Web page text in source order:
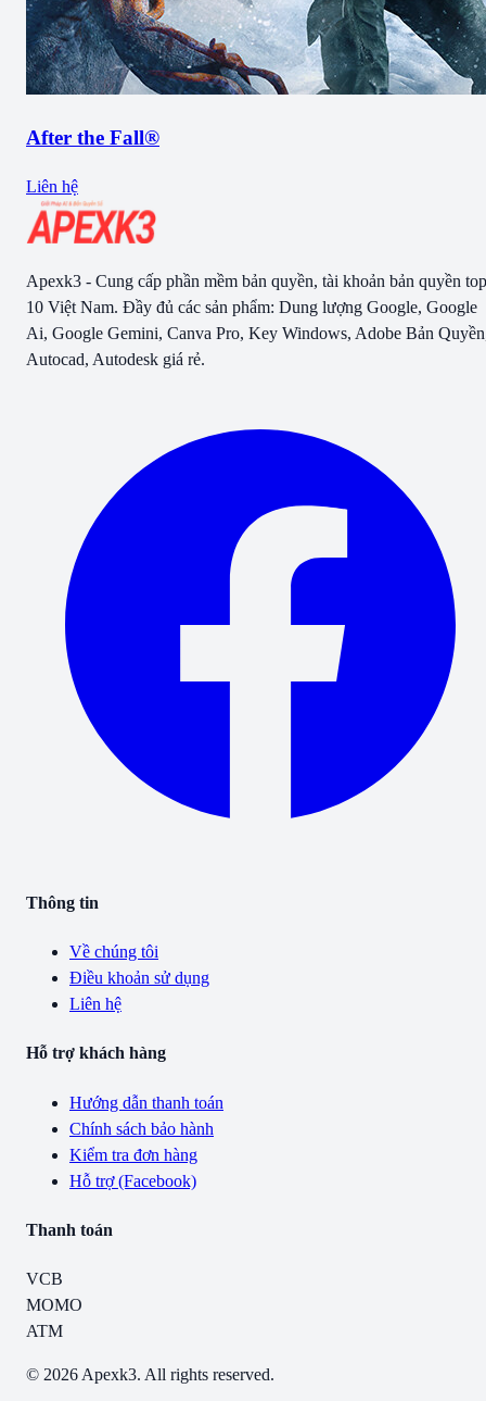
After the Fall®
Liên hệ
Apexk3 - Cung cấp phần mềm bản quyền, tài khoản bản quyền top
10 Việt Nam. Đầy đủ các sản phẩm: Dung lượng Google, Google
Ai, Google Gemini, Canva Pro, Key Windows, Adobe Bản
Autocad, Autodesk giá rẻ.
Thông tin
Về chúng tôi
Điều khoản sử dụng
Liên hệ
Hỗ trợ khách hàng
Hướng dẫn thanh toán
Chính sách bảo hành
Kiểm tra đơn hàng
Hỗ trợ (Facebook)
Thanh toán
VCB
MOMO
ATM
© 2026 Apexk3. All rights reserved.